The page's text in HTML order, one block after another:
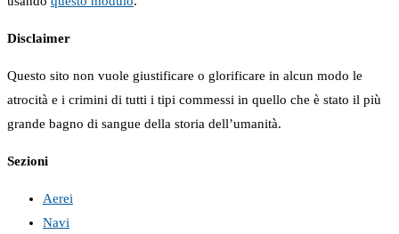
Disclaimer
Questo sito non vuole giustificare o glorificare in alcun modo le
atrocità e i crimini di tutti i tipi commessi in quello che è stato il più
grande bagno di sangue della storia dell’umanità.
Sezioni
Aerei
Navi